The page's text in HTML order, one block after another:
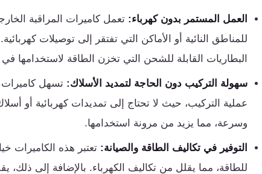
العمل المستمر بدون كهرباء: تعمل كاميرات المراقبة
للمناطق النائية أو الأماكن التي تفتقر إلى توصيلات
البطاريات القابلة للشحن التي تخزن الطاقة لاستخدامها
سهولة التركيب دون الحاجة لتمديد الأسلاك: تسهل كاميرات
عملية التركيب، حيث لا تحتاج إلى تمديدات كهربائية أو
وسرعة، مما يزيد من مرونة استخدامها.
التوفير في تكاليف الطاقة والصيانة: تعتبر هذه الكاميرات
للطاقة، مما يقلل من تكاليف الكهرباء. بالإضافة إلى ذلك،
أنظمة
إنذار
السرقة
إنذار
الحريق
أكسيس